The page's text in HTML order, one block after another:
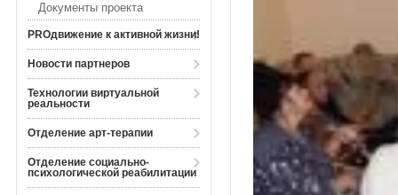
Документы проекта
PROдвижение к активной жизни!
Новости партнеров
Технологии виртуальной
реальности
Отделение арт-терапии
Отделение социально-
психологической реабилитации